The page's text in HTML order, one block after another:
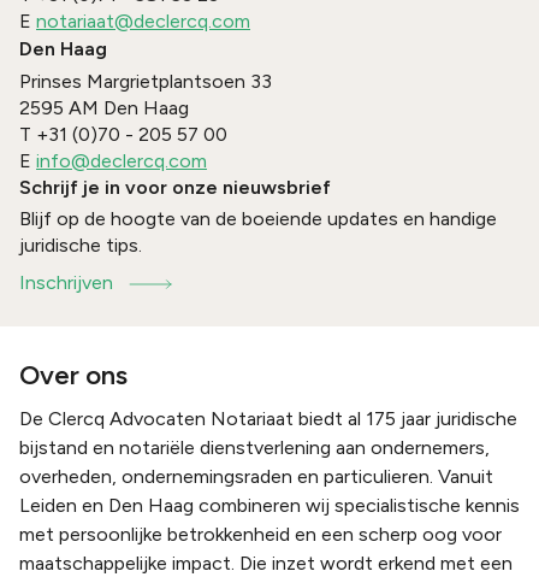
E notariaat@declercq.com
Den Haag
Prinses Margrietplantsoen 33
2595 AM Den Haag
T +31 (0)70 - 205 57 00
E info@declercq.com
Schrijf je in voor onze nieuwsbrief
Blijf op de hoogte van de boeiende updates en handige
juridische tips.
Inschrijven
Over ons
De Clercq Advocaten Notariaat biedt al 175 jaar juridische
bijstand en notariële dienstverlening aan ondernemers,
overheden, ondernemingsraden en particulieren. Vanuit
Leiden en Den Haag combineren wij specialistische kennis
met persoonlijke betrokkenheid en een scherp oog voor
maatschappelijke impact. Die inzet wordt erkend met een